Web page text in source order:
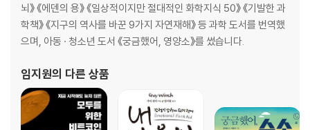
뇌》 《에덴의 용》 《일상적이지만 절대적인 화학지식 50》 《기발한 과
학책》 《지구의 역사를 바꾼 9가지 자연재해》 등 과학 도서를 번역했
으며, 아동 · 청소년 도서 《궁금했어, 영양소》를 썼습니다.
임지원의 다른 상품